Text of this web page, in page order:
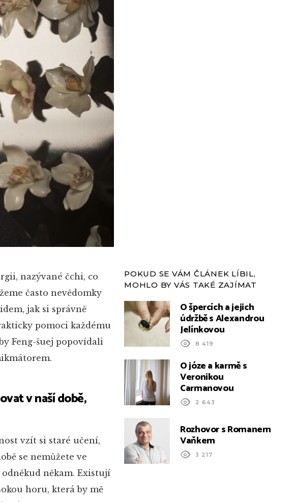
nazývané čchi, co
často nevědomky
jak si správně
pomoci každému
Feng-šuej popovídali
v naší době,
vzít si staré učení,
se nemůžete ve
někam. Existují
horu, která by mě
POKUD SE VÁM ČLÁNEK LÍBIL,
MOHLO BY VÁS TAKÉ ZAJÍMAT
O špercích a jejich
údržbě s Alexandrou
Jelínkovou
8 419
O józe a karmě s
Veronikou
Carmanovou
2 643
Rozhovor s Romanem
Vaňkem
3 217